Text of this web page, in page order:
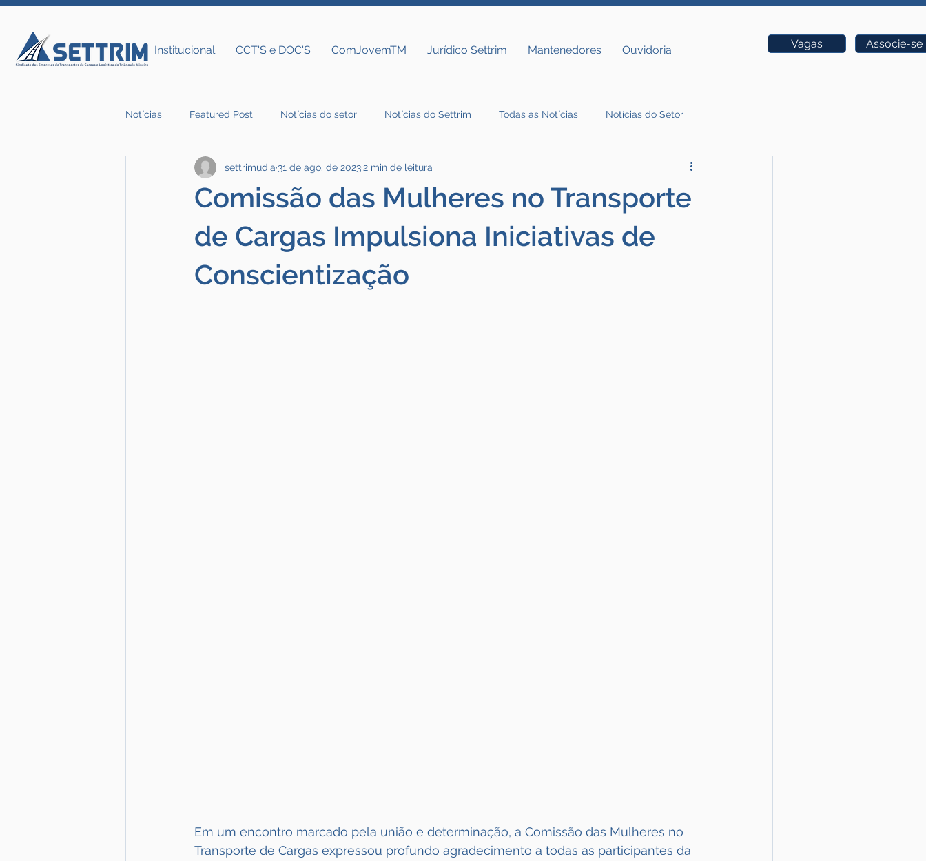
Institucional CCT'S e DOC'S ComJovemTM Jurídico Settrim Mantenedores Ouvidoria Vagas Associe-se
Notícias Featured Post Notícias do setor Notícias do Settrim Todas as Notícias Notícias do Setor
Notícias do Settrim
Comissão das Mulheres no Transporte
de Cargas Impulsiona Iniciativas de
Conscientização
settrimudia 31 de ago. de 20232 min de leitura
Em um encontro marcado pela união e determinação, a Comissão das Mulheres no
Transporte de Cargas expressou profundo agradecimento a todas as participantes da